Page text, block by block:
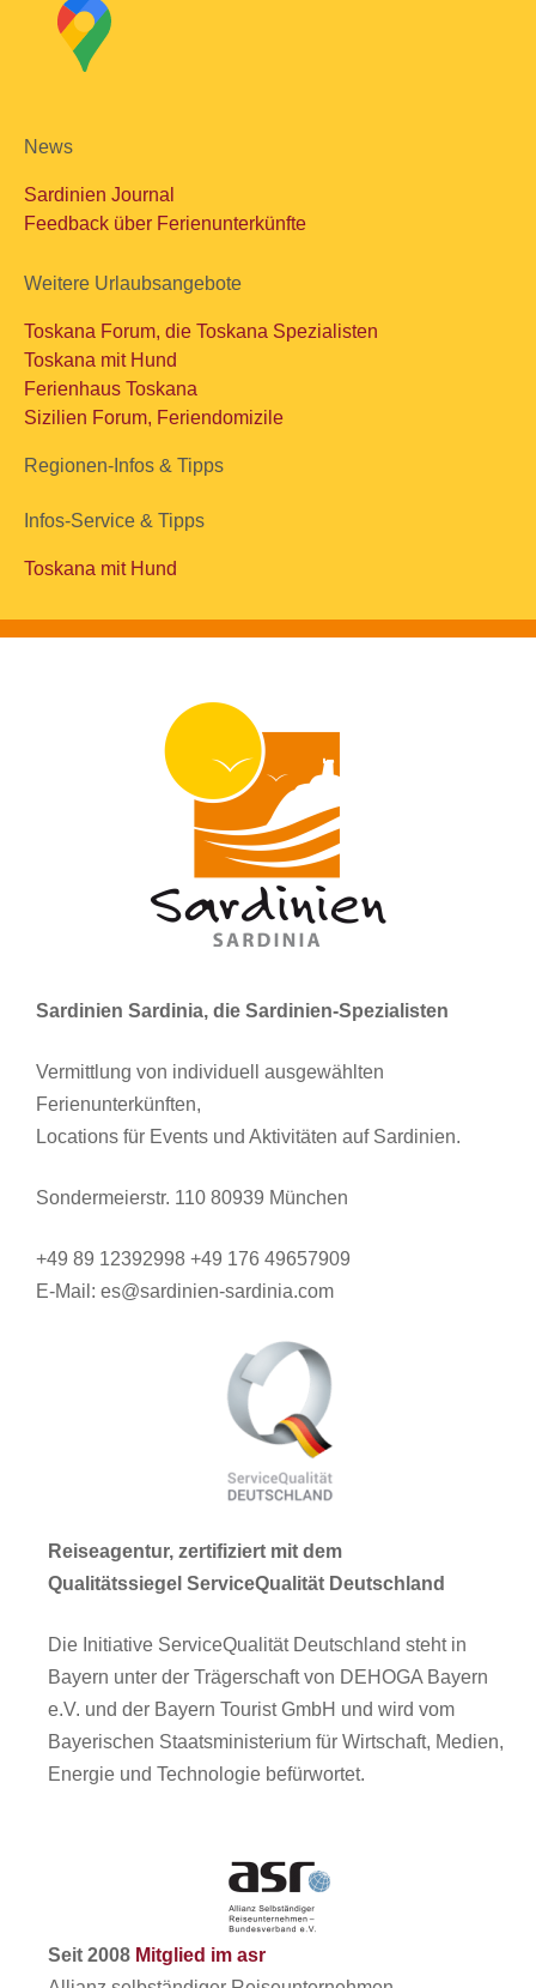
News
Sardinien Journal
Feedback über Ferienunterkünfte
Weitere Urlaubsangebote
Toskana Forum, die Toskana Spezialisten
Toskana mit Hund
Ferienhaus Toskana
Sizilien Forum, Feriendomizile
Regionen-Infos & Tipps
Infos-Service & Tipps
Toskana mit Hund
Sardinien Sardinia, die Sardinien-Spezialisten
Vermittlung von individuell ausgewählten
Ferienunterkünften,
Locations für Events und Aktivitäten auf Sardinien.
Sondermeierstr. 110 80939 München
+49 89 12392998 +49 176 49657909
E-Mail: es@sardinien-sardinia.com
Reiseagentur, zertifiziert mit dem
Qualitätssiegel ServiceQualität Deutschland
Die Initiative ServiceQualität Deutschland steht in
Bayern unter der Trägerschaft von DEHOGA Bayern
e.V. und der Bayern Tourist GmbH und wird vom
Bayerischen Staatsministerium für Wirtschaft, Medien,
Energie und Technologie befürwortet.
Seit 2008 Mitglied im asr